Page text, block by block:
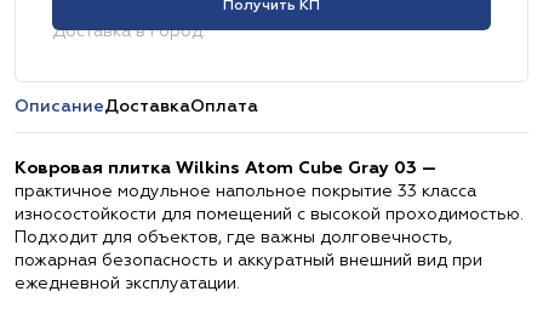
Получить КП
Доставка в город:
ОписаниеДоставкаОплата
Ковровая плитка Wilkins Atom Cube Gray 03 —
практичное модульное напольное покрытие 33 класса
износостойкости для помещений с высокой проходимостью.
Подходит для объектов, где важны долговечность,
пожарная безопасность и аккуратный внешний вид при
ежедневной эксплуатации.